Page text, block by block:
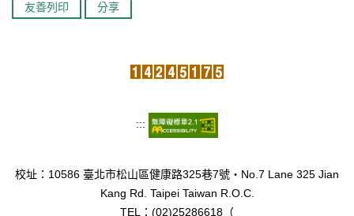
友善列印 分享
:::
校址：10586 臺北市松山區健康路325巷7號‧No.7 Lane 325 Jian
Kang Rd. Taipei Taiwan R.O.C.
TEL：(02)25286618（